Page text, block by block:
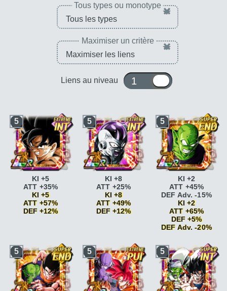
Tous types ou monotype ×
Maximiser un critère ×
Liens au niveau 1 ou 10
5
Vitesse
époustouflanteKI
+2 DEF +5%
Combat acharnéATT
+15%
KI +5
ATT +35%
KI +5
ATT +57%
DEF +12%
5
Vitesse
époustouflanteKI
+2 DEF +5%
Combat décisifKI +3
Combat décisifKI +3
KI +8
ATT +25%
KI +8
ATT +49%
DEF +12%
5
époustouflanteKI
+2
Vitesse
époustouflanteKI
+2 DEF +5%
KI +2
ATT +45%
DEF Adv. -15%
KI +2
ATT +65%
DEF +5%
DEF Adv. -20%
5 5 5